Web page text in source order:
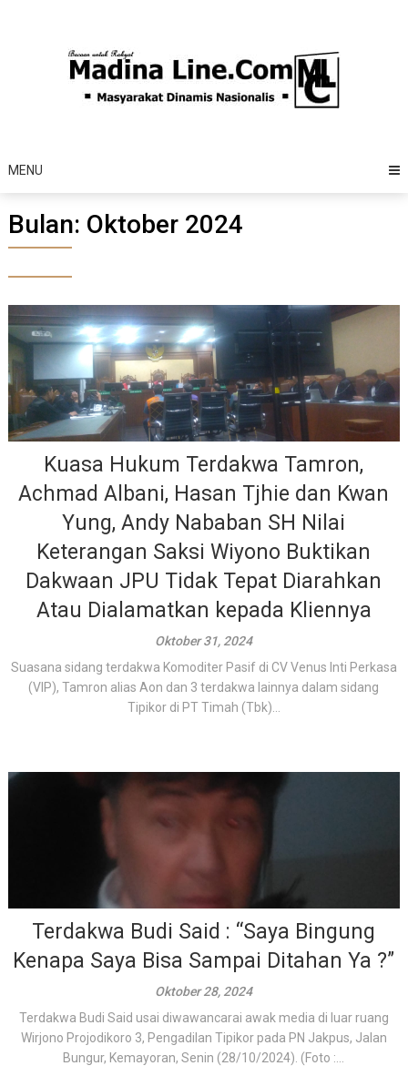
MENU
Bulan: Oktober 2024
Kuasa Hukum Terdakwa Tamron,
Achmad Albani, Hasan Tjhie dan Kwan
Yung, Andy Nababan SH Nilai
Keterangan Saksi Wiyono Buktikan
Dakwaan JPU Tidak Tepat Diarahkan
Atau Dialamatkan kepada Kliennya
Oktober 31, 2024
Suasana sidang terdakwa Komoditer Pasif di CV Venus Inti Perkasa
(VIP), Tamron alias Aon dan 3 terdakwa lainnya dalam sidang
Tipikor di PT Timah (Tbk)...
Terdakwa Budi Said : “Saya Bingung
Kenapa Saya Bisa Sampai Ditahan Ya ?”
Oktober 28, 2024
Terdakwa Budi Said usai diwawancarai awak media di luar ruang
Wirjono Projodikoro 3, Pengadilan Tipikor pada PN Jakpus, Jalan
Bungur, Kemayoran, Senin (28/10/2024). (Foto :...